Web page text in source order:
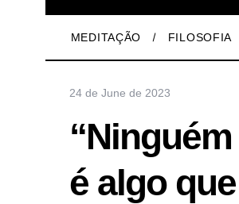
MEDITAÇÃO FILOSOFIA
24 de June de 2023
é algo